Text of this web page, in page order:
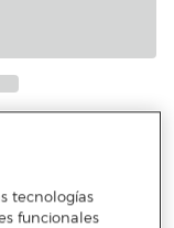
tecnologías
funcionales